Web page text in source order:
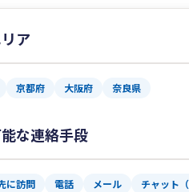
ア
京都府 大阪府 奈良県
な連絡手段
に訪問 電話 メール チャット（